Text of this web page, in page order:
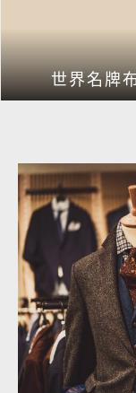
世界名牌